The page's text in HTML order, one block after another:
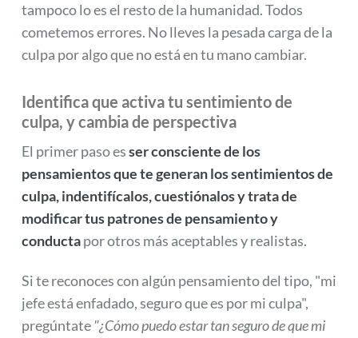
tampoco lo es el resto de la humanidad. Todos
cometemos errores. No lleves la pesada carga de la
culpa por algo que no está en tu mano cambiar.
Identifica que activa tu sentimiento de
culpa, y cambia de perspectiva
El primer paso esser consciente de los
pensamientos que te generan los sentimientos de
culpa, indentifícalos, cuestiónalos y trata de
modificar tus patrones de pensamiento y
conductapor otros más aceptables y realistas.
Si te reconoces con algún pensamiento del tipo, "mi
jefe está enfadado, seguro que es por mi culpa",
pregúntate "¿Cómo puedo estar tan seguro de que mi